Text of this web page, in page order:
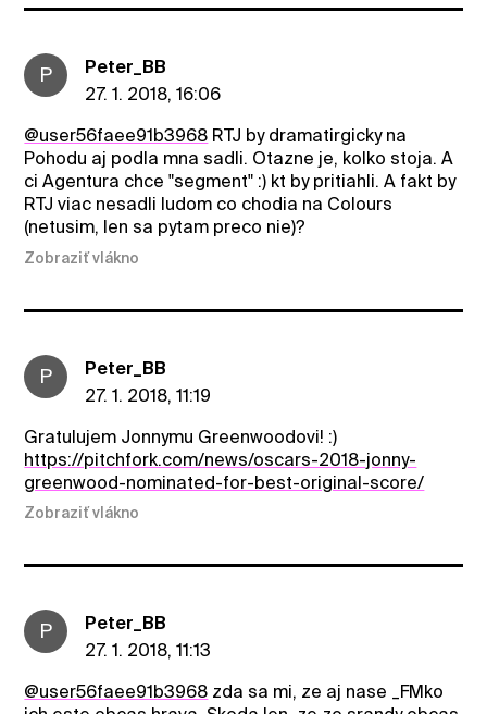
P
Peter_BB
27. 1. 2018, 16:06
@user56faee91b3968 RTJ by dramatirgicky na
Pohodu aj podla mna sadli. Otazne je, kolko stoja. A
ci Agentura chce "segment" :) kt by pritiahli. A fakt by
RTJ viac nesadli ludom co chodia na Colours
(netusim, len sa pytam preco nie)?
Zobraziť vlákno
P
Peter_BB
27. 1. 2018, 11:19
Gratulujem Jonnymu Greenwoodovi! :)
https://pitchfork.com/news/oscars-2018-jonny-
greenwood-nominated-for-best-original-score/
Zobraziť vlákno
P
Peter_BB
27. 1. 2018, 11:13
@user56faee91b3968 zda sa mi, ze aj nase _FMko